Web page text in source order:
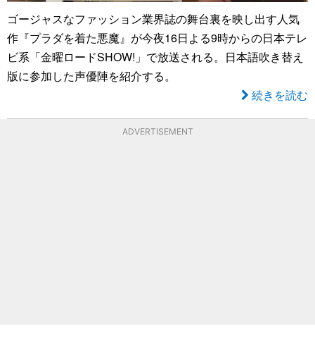
ゴージャスなファッション業界誌の舞台裏を映し出す人気
作『プラダを着た悪魔』が今夜16日よる9時からの日本テレ
ビ系「金曜ロードSHOW!」で放送される。日本語吹き替え
版に参加した声優陣を紹介する。
続きを読む
ADVERTISEMENT